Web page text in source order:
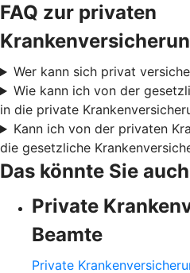
FAQ zur privaten
Wer kann sich privat
Wie kann ich von der
in die private
Kann ich von der privaten
die gesetzliche
Das könnte Sie
Private
Beamte
Private